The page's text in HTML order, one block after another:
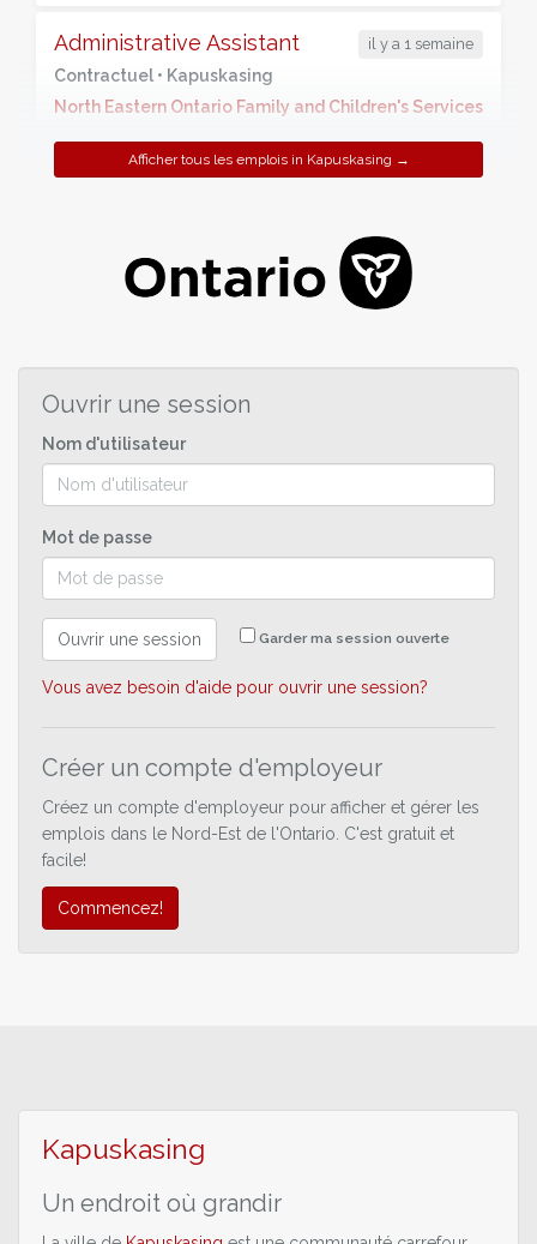
il y a 1 semaine
Administrative Assistant
Contractuel • Kapuskasing
North Eastern Ontario Family and Children's Services
Afficher tous les emplois in Kapuskasing →
Ouvrir une session
Nom d'utilisateur
Mot de passe
Ouvrir une session Garder ma session ouverte
Vous avez besoin d'aide pour ouvrir une session?
Créer un compte d'employeur
Créez un compte d'employeur pour afficher et gérer les
emplois dans le Nord-Est de l'Ontario. C'est gratuit et
facile!
Commencez!
Kapuskasing
Un endroit où grandir